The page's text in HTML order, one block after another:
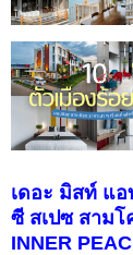
เดอะ มิสท์ แ
ซี สเปซ สามโ
INNER